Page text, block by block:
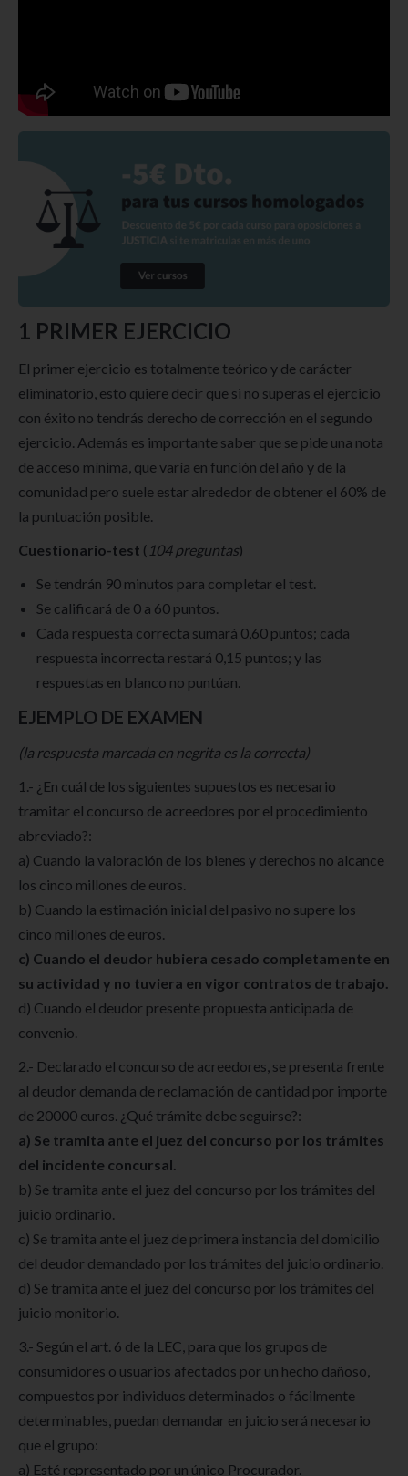
1️ PRIMER EJERCICIO
El primer ejercicio es totalmente teórico y de carácter
eliminatorio, esto quiere decir que si no superas el ejercicio
con éxito no tendrás derecho de corrección en el segundo
ejercicio. Además es importante saber que se pide una nota
de acceso mínima, que varía en función del año y de la
comunidad pero suele estar alrededor de obtener el 60% de
la puntuación posible.
Cuestionario-test ( 104 preguntas)
Se tendrán 90 minutos para completar el test.
Se calificará de 0 a 60 puntos.
Cada respuesta correcta sumará 0,60 puntos; cada
respuesta incorrecta restará 0,15 puntos; y las
respuestas en blanco no puntúan.
EJEMPLO DE EXAMEN
(la respuesta marcada en negrita es la correcta)
1.- ¿En cuál de los siguientes supuestos es necesario
tramitar el concurso de acreedores por el procedimiento
abreviado?:
a) Cuando la valoración de los bienes y derechos no alcance
los cinco millones de euros.
b) Cuando la estimación inicial del pasivo no supere los
cinco millones de euros.
c) Cuando el deudor hubiera cesado completamente en
su actividad y no tuviera en vigor contratos de trabajo.
d) Cuando el deudor presente propuesta anticipada de
convenio.
2.- Declarado el concurso de acreedores, se presenta frente
al deudor demanda de reclamación de cantidad por importe
de 20000 euros. ¿Qué trámite debe seguirse?:
a) Se tramita ante el juez del concurso por los trámites
del incidente concursal.
b) Se tramita ante el juez del concurso por los trámites del
juicio ordinario.
c) Se tramita ante el juez de primera instancia del domicilio
del deudor demandado por los trámites del juicio ordinario.
d) Se tramita ante el juez del concurso por los trámites del
juicio monitorio.
3.- Según el art. 6 de la LEC, para que los grupos de
consumidores o usuarios afectados por un hecho dañoso,
compuestos por individuos determinados o fácilmente
determinables, puedan demandar en juicio será necesario
que el grupo:
a) Esté representado por un único Procurador.